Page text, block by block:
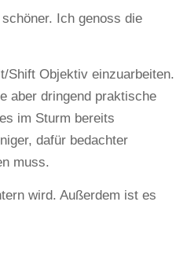
Ich genoss die
Shift Objektiv einzuarbeiten.
aber dringend praktische
im Sturm bereits
dafür bedachter
muss.
wird. Außerdem ist es